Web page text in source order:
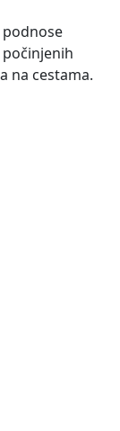
na cestama.